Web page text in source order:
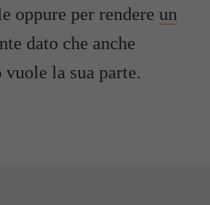
oppure per rendere un
dato che anche
la sua parte.